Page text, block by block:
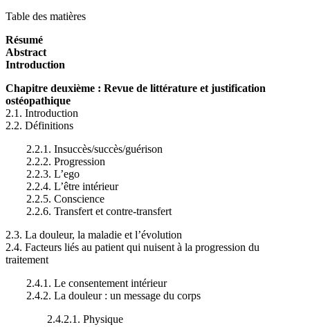
Table des matières
Résumé
Abstract
Introduction
Chapitre deuxième : Revue de littérature et justification
ostéopathique
2.1. Introduction
2.2. Définitions
2.2.1. Insuccès/succès/guérison
2.2.2. Progression
2.2.3. L’ego
2.2.4. L’être intérieur
2.2.5. Conscience
2.2.6. Transfert et contre-transfert
2.3. La douleur, la maladie et l’évolution
2.4. Facteurs liés au patient qui nuisent à la progression du
traitement
2.4.1. Le consentement intérieur
2.4.2. La douleur : un message du corps
2.4.2.1. Physique